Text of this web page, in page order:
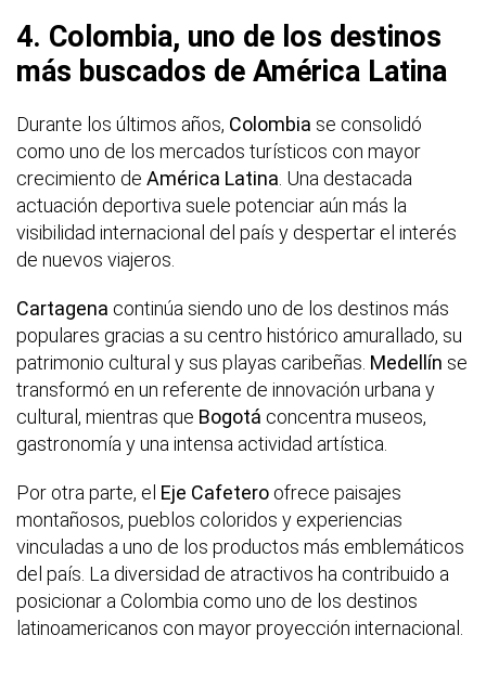
4. Colombia, uno de los destinos
más buscados de América Latina
Durante los últimos años, Colombia se consolidó
como uno de los mercados turísticos con mayor
crecimiento de América Latina. Una destacada
actuación deportiva suele potenciar aún más la
visibilidad internacional del país y despertar el interés
de nuevos viajeros.
Cartagena continúa siendo uno de los destinos más
populares gracias a su centro histórico amurallado, su
patrimonio cultural y sus playas caribeñas. Medellín se
transformó en un referente de innovación urbana y
cultural, mientras que Bogotá concentra museos,
gastronomía y una intensa actividad artística.
Por otra parte, el Eje Cafetero ofrece paisajes
montañosos, pueblos coloridos y experiencias
vinculadas a uno de los productos más emblemáticos
del país. La diversidad de atractivos ha contribuido a
posicionar a Colombia como uno de los destinos
latinoamericanos con mayor proyección internacional.